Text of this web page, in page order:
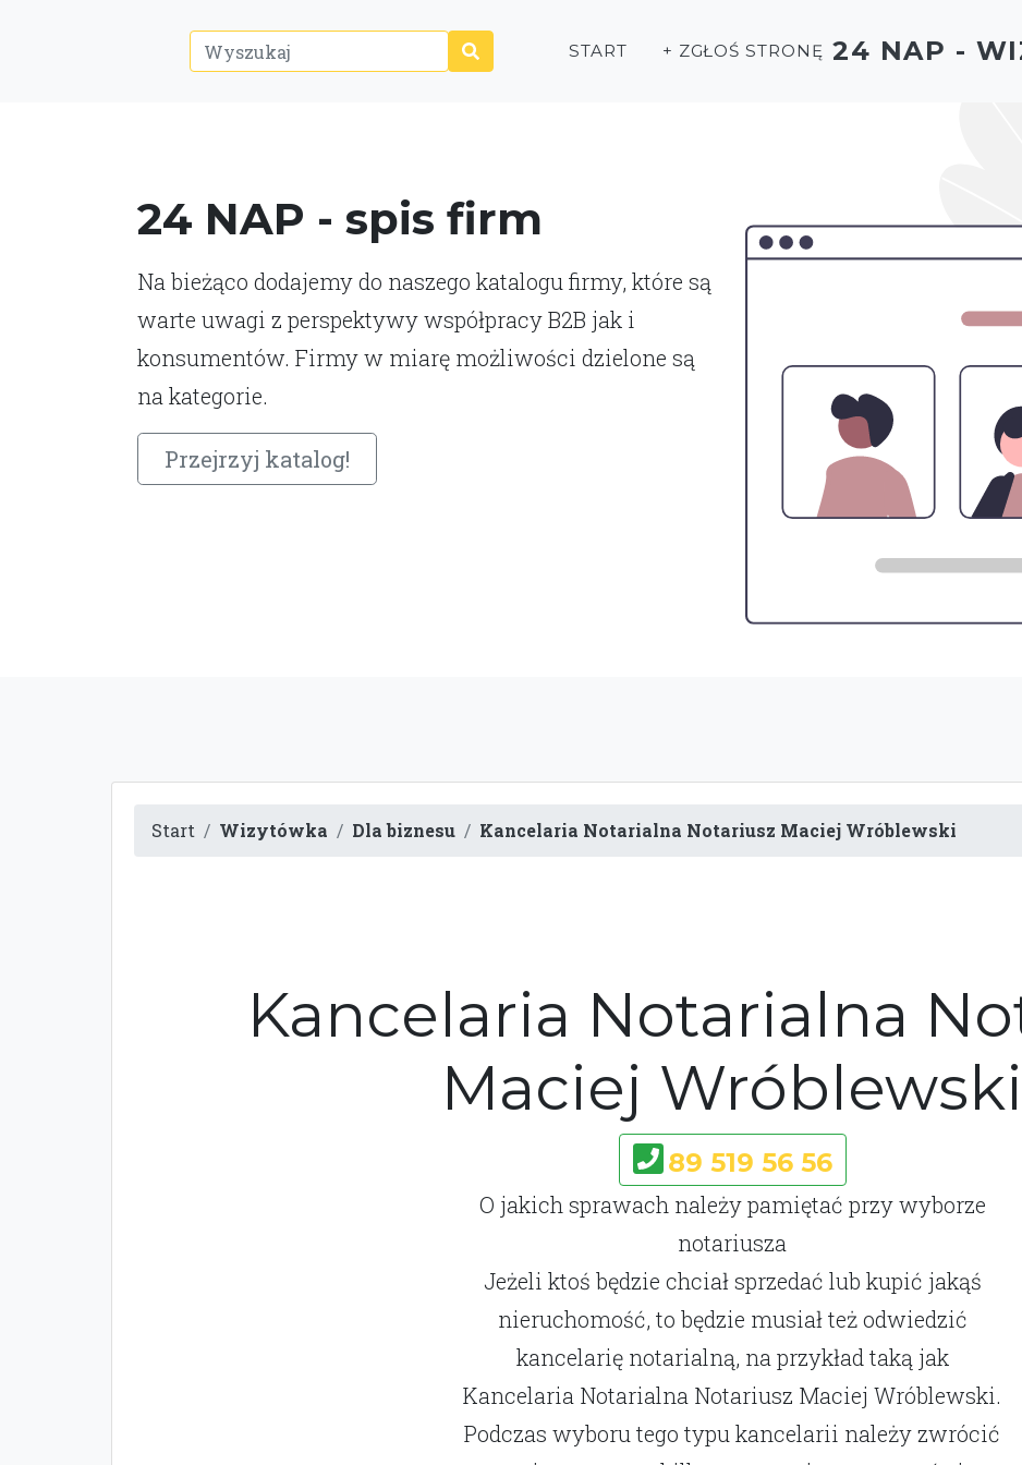
24 NAP - spis firm
Na bieżąco dodajemy do naszego katalogu firmy, które są
warte uwagi z perspektywy współpracy B2B jak i
konsumentów. Firmy w miarę możliwości dzielone są
na kategorie.
Przejrzyj katalog!
START + ZGŁOŚ STRONĘ 24 NAP -
Start Wizytówka Dla biznesu Kancelaria Notarialna Notariusz Maciej Wróblewski
Kancelaria Notarialna
Maciej Wróblewski
89 519 56 56
O jakich sprawach należy pamiętać przy wyborze
notariusza
Jeżeli ktoś będzie chciał sprzedać lub kupić jakąś
nieruchomość, to będzie musiał też odwiedzić
kancelarię notarialną, na przykład taką jak
Kancelaria Notarialna Notariusz Maciej Wróblewski.
Podczas wyboru tego typu kancelarii należy zwrócić